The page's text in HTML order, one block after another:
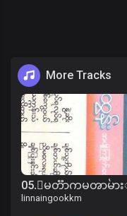
More Tracks
05.ေမတၱာကမၻာမ်ာ
linnaingookkm